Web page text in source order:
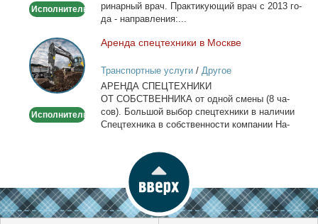
дом
Исполнитель
ри­нар­ный врач. Прак­ти­ку­ю­щий врач с 2013 го­
да - на­прав­ле­ния:...
Аренда
спецтехники
в
Москве
Исполнитель
Арен­да спец­тех­ни­ки в Москве
Транспортные услуги/ Другое
АРЕНДА СПЕЦТЕХНИКИ
ОТ СОБСТВЕННИКА от од­ной сме­ны (8 ча­
сов). Боль­шой вы­бор спец­тех­ни­ки в на­ли­чии
Спец­тех­ни­ка в соб­ствен­но­сти ком­па­нии На­